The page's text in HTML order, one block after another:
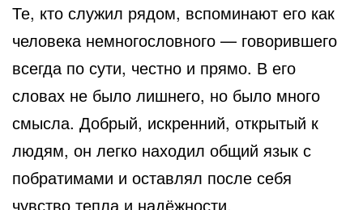
Те, кто служил рядом, вспоминают его как
человека немногословного — говорившего
всегда по сути, честно и прямо. В его
словах не было лишнего, но было много
смысла. Добрый, искренний, открытый к
людям, он легко находил общий язык с
побратимами и оставлял после себя
чувство тепла и надёжности.